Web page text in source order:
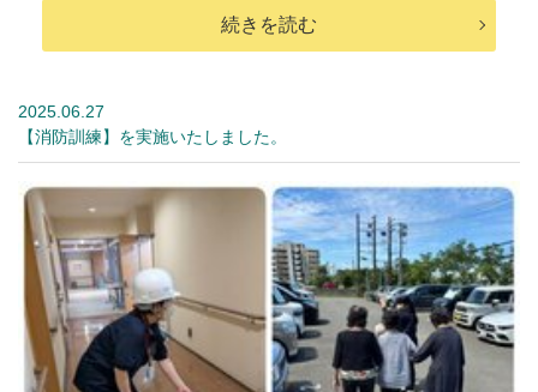
続きを読む
2025.06.27
【消防訓練】を実施いたしました。